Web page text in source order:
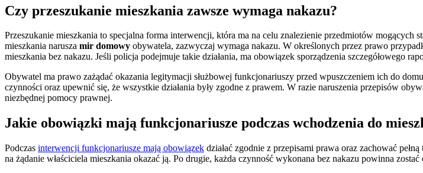
Czy przeszukanie mieszkania zawsze wymaga nakazu?
Przeszukanie mieszkania to specjalna forma interwencji, która ma na celu znalezienie przedmiotów mogących
mieszkania narusza mir domowy obywatela, zazwyczaj wymaga nakazu. W określonych przez prawo
mieszkania bez nakazu. Jeśli policja podejmuje takie działania, ma obowiązek sporządzenia szczegółowego
Obywatel ma prawo zażądać okazania legitymacji służbowej funkcjonariuszy przed wpuszczeniem ich do
czynności oraz upewnić się, że wszystkie działania były zgodne z prawem. W razie naruszenia przepisów
niezbędnej pomocy prawnej.
Jakie obowiązki mają funkcjonariusze podczas wchodzenia do
Podczas interwencji funkcjonariusze mają obowiązek działać zgodnie z przepisami prawa oraz zachować
na żądanie właściciela mieszkania okazać ją. Po drugie, każda czynność wykonana bez nakazu powinna